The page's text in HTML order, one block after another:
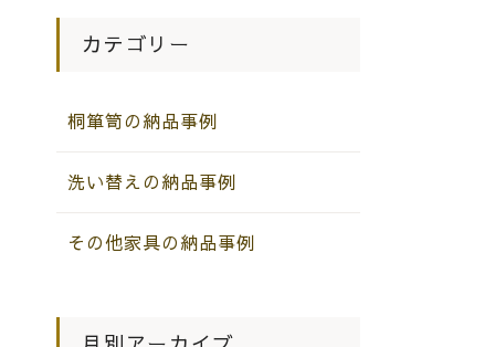
カテゴリー
桐箪笥の納品事例
洗い替えの納品事例
その他家具の納品事例